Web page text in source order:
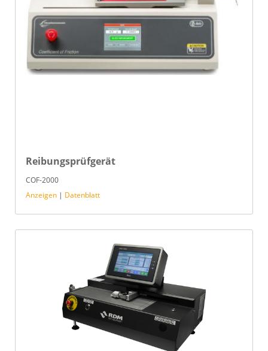
Reibungsprüfgerät
COF-2000
Anzeigen | Datenblatt